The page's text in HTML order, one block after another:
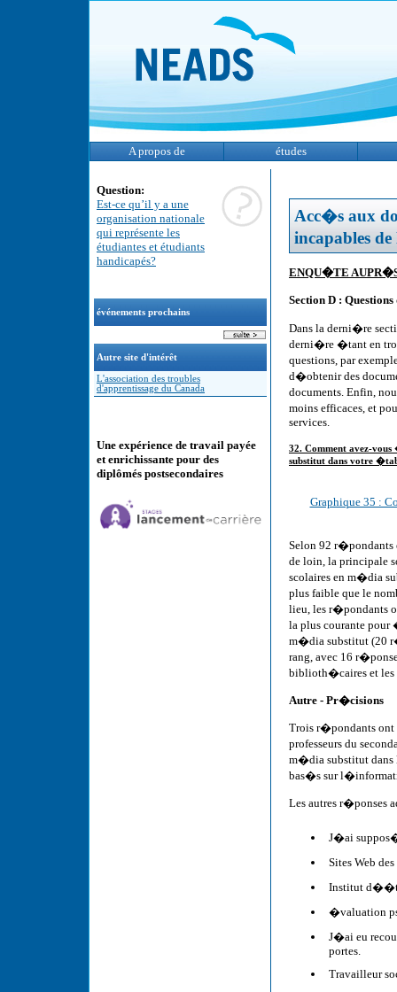
A propos de études
Question:
Est-ce qu’il y a une
organisation nationale
qui représente les
étudiantes et étudiants
handicapés?
événements prochains
Autre site d'intérêt
L'association des troubles
d'apprentissage du Canada
Une expérience de travail payée
et enrichissante pour des
diplômés postsecondaires
Acc�s aux
incapables
ENQU�TE
Section D :
Dans la derni�re
derni�re �tant en
questions, par
d�obtenir des
documents. Enfin,
moins efficaces, et
services.
32. Comment avez-
substitut dans votre
Graphique 35 :
Selon 92 r�pondants
de loin, la principale
scolaires en m�dia
plus faible que le
lieu, les r�pondants
la plus courante
m�dia substitut (20
rang, avec 16
biblioth�caires et les
Autre - Pr�cisions
Trois r�pondants
professeurs du
m�dia substitut dans
bas�s sur
Les autres r�ponses
J�ai
Sites Web
Institut
�valuation
J�ai eu
portes.
Travailleur